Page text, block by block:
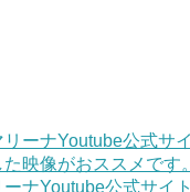
ナYoutube公式サイト